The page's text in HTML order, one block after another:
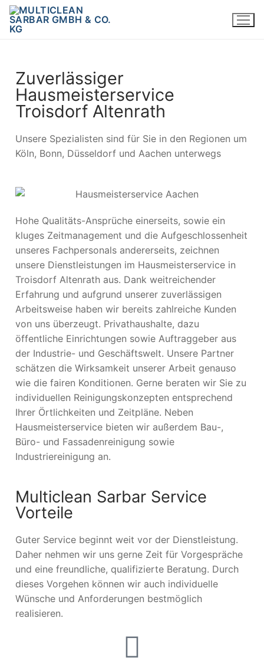
Zuverlässiger
Hausmeisterservice
Troisdorf Altenrath
Unsere Spezialisten sind für Sie in den Regionen um
Köln, Bonn, Düsseldorf und Aachen unterwegs
Hohe Qualitäts-Ansprüche einerseits, sowie ein
kluges Zeitmanagement und die Aufgeschlossenheit
unseres Fachpersonals andererseits, zeichnen
unsere Dienstleistungen im Hausmeisterservice in
Troisdorf Altenrath aus. Dank weitreichender
Erfahrung und aufgrund unserer zuverlässigen
Arbeitsweise haben wir bereits zahlreiche Kunden
von uns überzeugt. Privathaushalte, dazu
öffentliche Einrichtungen sowie Auftraggeber aus
der Industrie- und Geschäftswelt. Unsere Partner
schätzen die Wirksamkeit unserer Arbeit genauso
wie die fairen Konditionen. Gerne beraten wir Sie zu
individuellen Reinigungskonzepten entsprechend
Ihrer Örtlichkeiten und Zeitpläne. Neben
Hausmeisterservice bieten wir außerdem Bau-,
Büro- und Fassadenreinigung sowie
Industriereinigung an.
Multiclean Sarbar Service
Vorteile
Guter Service beginnt weit vor der Dienstleistung.
Daher nehmen wir uns gerne Zeit für Vorgespräche
und eine freundliche, qualifizierte Beratung. Durch
dieses Vorgehen können wir auch individuelle
Wünsche und Anforderungen bestmöglich
realisieren.